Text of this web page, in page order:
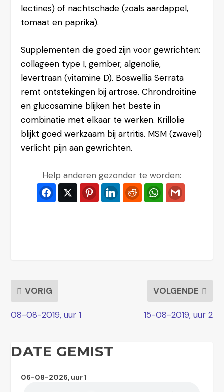
lectines) of nachtschade (zoals aardappel,
tomaat en paprika).
Supplementen die goed zijn voor gewrichten:
collageen type I, gember, algenolie,
levertraan (vitamine D). Boswellia Serrata
remt ontstekingen bij artrose. Chrondroitine
en glucosamine blijken het beste in
combinatie met elkaar te werken. Krillolie
blijkt goed werkzaam bij artritis. MSM (zwavel)
verlicht pijn aan gewrichten.
Help anderen gezonder te worden:
FacebookTwitter PinterestLinkedIn Reddit WhatsApp
VORIG
08-08-2019, uur 1
VOLGENDE
15-08-2019, uur 2
DATE GEMIST
06-08-2026, uur 1